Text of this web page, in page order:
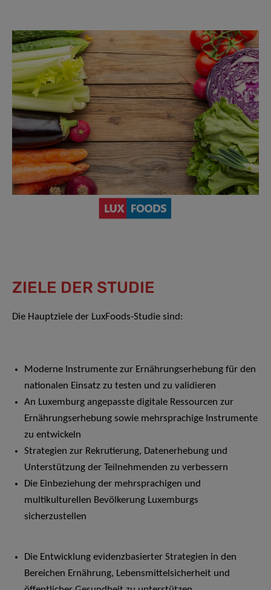
ZIELE DER STUDIE
Die Hauptziele der LuxFoods-Studie sind:
Moderne Instrumente zur Ernährungserhebung für den
nationalen Einsatz zu testen und zu validieren
An Luxemburg angepasste digitale Ressourcen zur
Ernährungserhebung sowie mehrsprachige Instrumente
zu entwickeln
Strategien zur Rekrutierung, Datenerhebung und
Unterstützung der Teilnehmenden zu verbessern
Die Einbeziehung der mehrsprachigen und
multikulturellen Bevölkerung Luxemburgs
sicherzustellen
Die Entwicklung evidenzbasierter Strategien in den
Bereichen Ernährung, Lebensmittelsicherheit und